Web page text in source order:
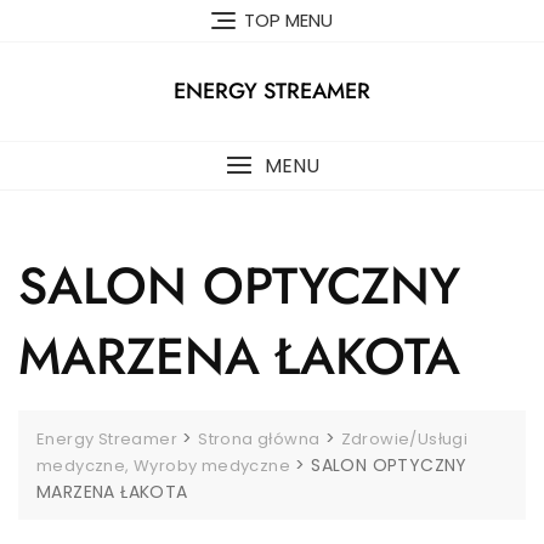
TOP MENU
ENERGY STREAMER
MENU
SALON OPTYCZNY
MARZENA ŁAKOTA
Energy Streamer > Strona główna > Zdrowie/Usługi
medyczne, Wyroby medyczne >SALON OPTYCZNY
MARZENA ŁAKOTA